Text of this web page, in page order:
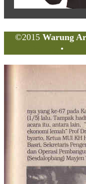
©2015 Warung
•